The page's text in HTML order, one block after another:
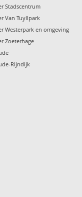
Stadscentrum
Van Tuyllpark
Westerpark en omgeving
Zoeterhage
Rijndijk